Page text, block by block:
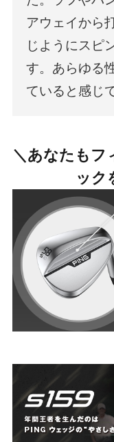
アウェイから
じようにスピ
す。あらゆる
ていると感じ
＼あなたもフ
ック